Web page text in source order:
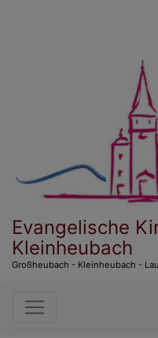
Evangelische
Kleinheubach
Großheubach - Kleinheubach -